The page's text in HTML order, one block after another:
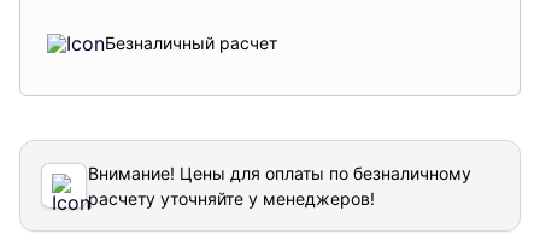
Безналичный расчет
Внимание! Цены для оплаты по безналичному
расчету уточняйте у менеджеров!